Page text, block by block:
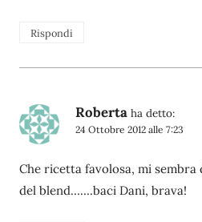
Rispondi
Roberta ha detto:
24 Ottobre 2012 alle 7:23
Che ricetta favolosa, mi
del blend…….baci Dani, brava!